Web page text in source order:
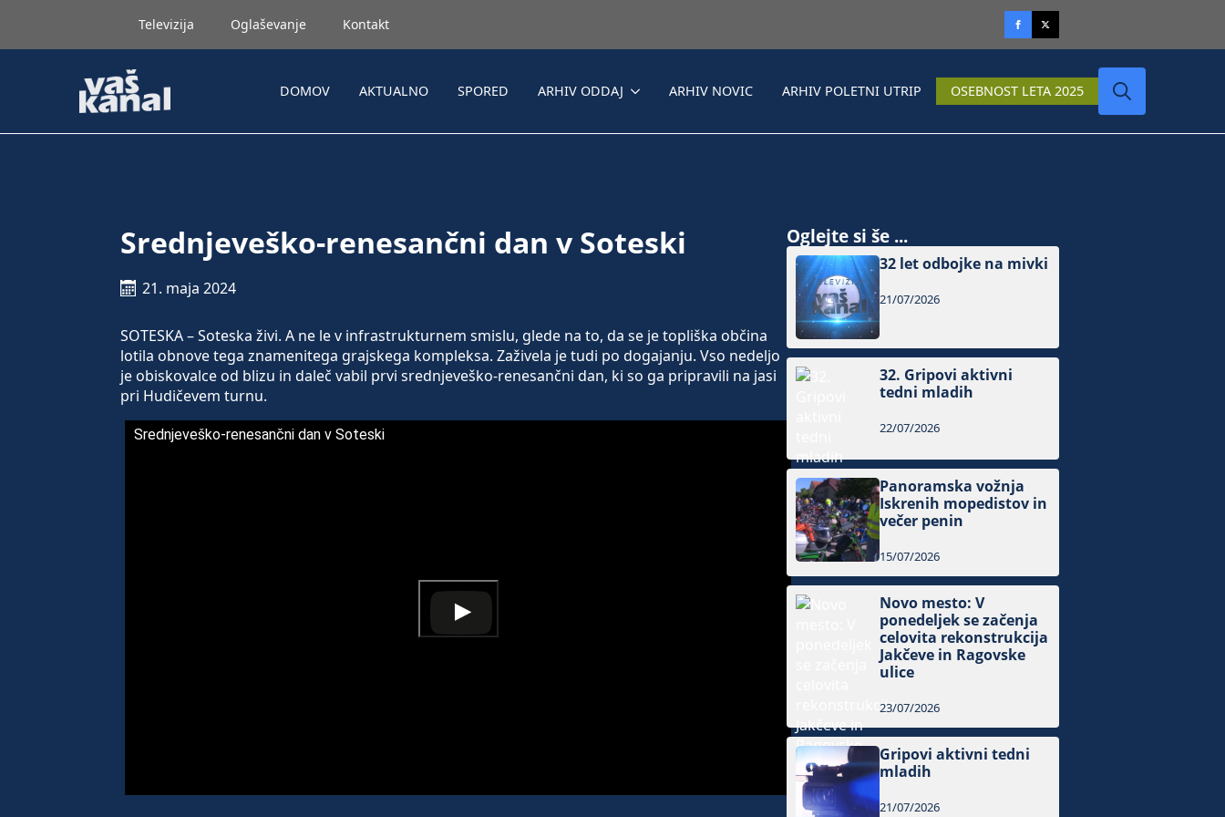
Televizija Oglaševanje Kontakt
DOMOV AKTUALNO SPORED ARHIV ODDAJ ARHIV NOVIC ARHIV POLETNI UTRIP OSEBNOST LETA 2025
Srednjeveško-renesančni dan v Soteski
21. maja 2024
SOTESKA – Soteska živi. A ne le v infrastrukturnem smislu, glede na to, da se je topliška občina
lotila obnove tega znamenitega grajskega kompleksa. Zaživela je tudi po dogajanju. Vso nedeljo
je obiskovalce od blizu in daleč vabil prvi srednjeveško-renesančni dan, ki so ga pripravili na jasi
pri Hudičevem turnu.
Srednjeveško-renesančni dan v Soteski
Oglejte si še ...
32 let odbojke na mivki
21/07/2026
32. Gripovi aktivni
tedni mladih
22/07/2026
Panoramska vožnja
Iskrenih mopedistov in
večer penin
15/07/2026
Novo mesto: V
ponedeljek se začenja
celovita rekonstrukcija
Jakčeve in Ragovske
ulice
23/07/2026
Gripovi aktivni tedni
mladih
21/07/2026